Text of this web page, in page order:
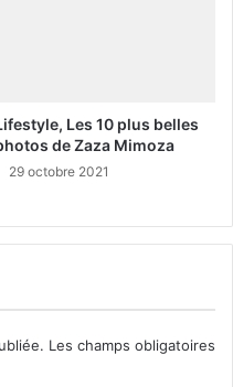
Les 10 plus belles
de Zaza Mimoza
29 octobre 2021
Les champs obligatoires